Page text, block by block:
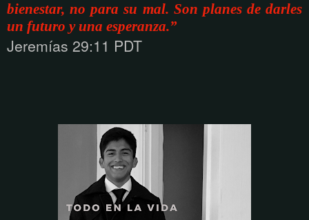
bienestar, no para su mal. Son planes de darles
un futuro y una esperanza.”
Jeremías 29:11 PDT